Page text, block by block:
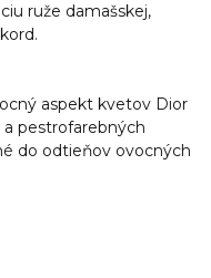
ruže damašskej,
aspekt kvetov Dior
pestrofarebných
do odtieňov ovocných